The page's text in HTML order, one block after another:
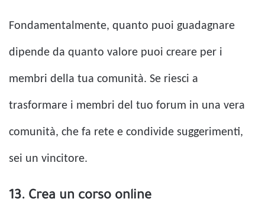
Fondamentalmente, quanto puoi guadagnare
dipende da quanto valore puoi creare per i
membri della tua comunità. Se riesci a
trasformare i membri del tuo forum in una vera
comunità, che fa rete e condivide suggerimenti,
sei un vincitore.
13. Crea un corso online